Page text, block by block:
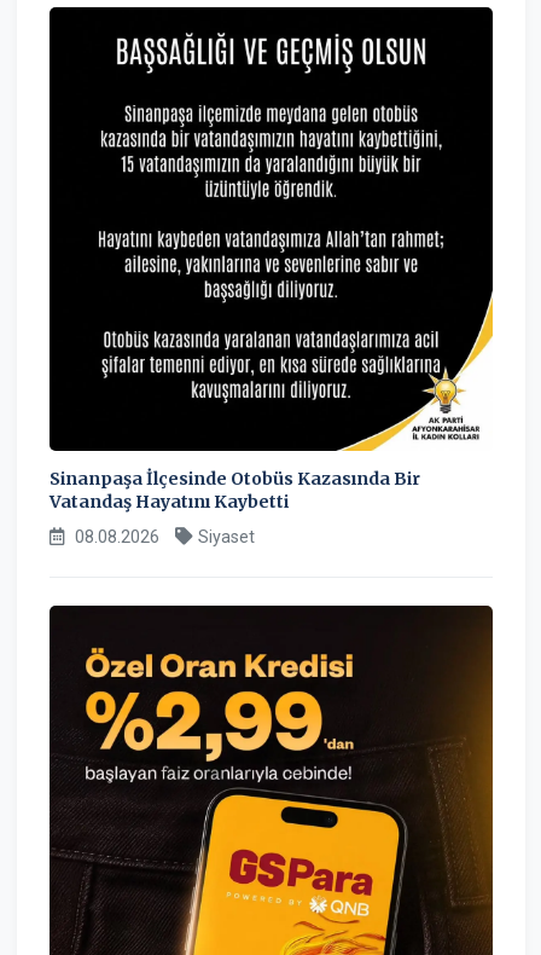
Sinanpaşa İlçesinde Otobüs Kazasında Bir
Vatandaş Hayatını Kaybetti
08.08.2026 Siyaset